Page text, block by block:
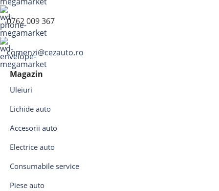
0762 009 367
comenzi@cezauto.ro
Magazin
Uleiuri
Lichide auto
Accesorii auto
Electrice auto
Consumabile service
Piese auto